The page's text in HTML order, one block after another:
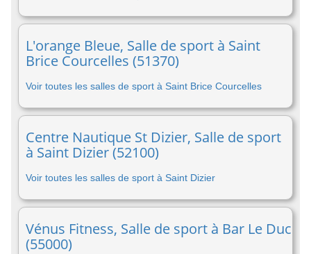
L'orange Bleue, Salle de sport à Saint
Brice Courcelles (51370)
Voir toutes les salles de sport à Saint Brice Courcelles
Centre Nautique St Dizier, Salle de sport
à Saint Dizier (52100)
Voir toutes les salles de sport à Saint Dizier
Vénus Fitness, Salle de sport à Bar Le Duc
(55000)